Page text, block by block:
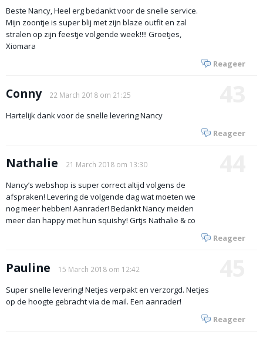
Beste Nancy, Heel erg bedankt voor de snelle service.
Mijn zoontje is super blij met zijn blaze outfit en zal
stralen op zijn feestje volgende week!!!! Groetjes,
Xiomara
Reageer
Conny 22 March 2018 om 21:25
Hartelijk dank voor de snelle levering Nancy
Reageer
Nathalie 21 March 2018 om 13:30
Nancy’s webshop is super correct altijd volgens de
afspraken! Levering de volgende dag wat moeten we
nog meer hebben! Aanrader! Bedankt Nancy meiden
meer dan happy met hun squishy! Grtjs Nathalie & co
Reageer
Pauline 15 March 2018 om 12:42
Super snelle levering! Netjes verpakt en verzorgd. Netjes
op de hoogte gebracht via de mail. Een aanrader!
Reageer